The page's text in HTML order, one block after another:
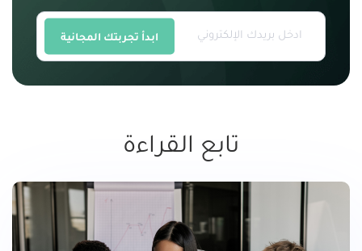
ابدأ تجربتك المجانية
تابع القراءة